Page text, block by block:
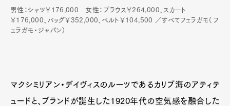
男性：シャツ￥176,000 女性：ブラウス￥264,000、スカート
￥176,000、バッグ￥352,000、ベルト￥104,500 ／すべてフェラガモ（フ
ェラガモ・ジャパン）
マクシミリアン・デイヴィスのルーツであるカリブ海のアティテ
ュードと、ブランドが誕生した1920年代の空気感を融合した